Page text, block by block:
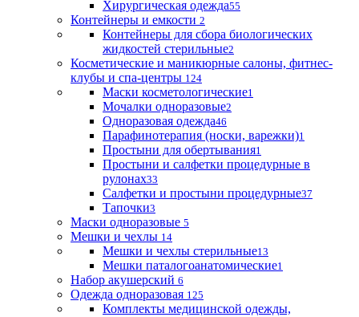
Хирургическая одежда55
Контейнеры и емкости 2
Контейнеры для сбора биологических
жидкостей стерильные2
Косметические и маникюрные салоны, фитнес-
клубы и спа-центры 124
Маски косметологические1
Мочалки одноразовые2
Одноразовая одежда46
Парафинотерапия (носки, варежки)1
Простыни для обертывания1
Простыни и салфетки процедурные в
рулонах33
Салфетки и простыни процедурные37
Тапочки3
Маски одноразовые 5
Мешки и чехлы 14
Мешки и чехлы стерильные13
Мешки паталогоанатомические1
Набор акушерский 6
Одежда одноразовая 125
Комплекты медицинской одежды,